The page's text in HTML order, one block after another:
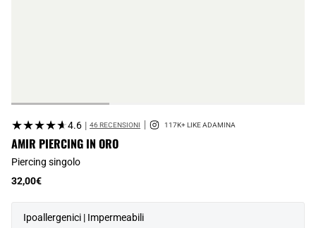
★★★★★
★★★★★4.6 | 46 RECENSIONI
AMIR PIERCING IN ORO
Piercing singolo
32,00€
Ipoallergenici | Impermeabili